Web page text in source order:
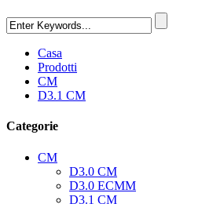
Casa
Prodotti
CM
D3.1 CM
Categorie
CM
D3.0 CM
D3.0 ECMM
D3.1 CM